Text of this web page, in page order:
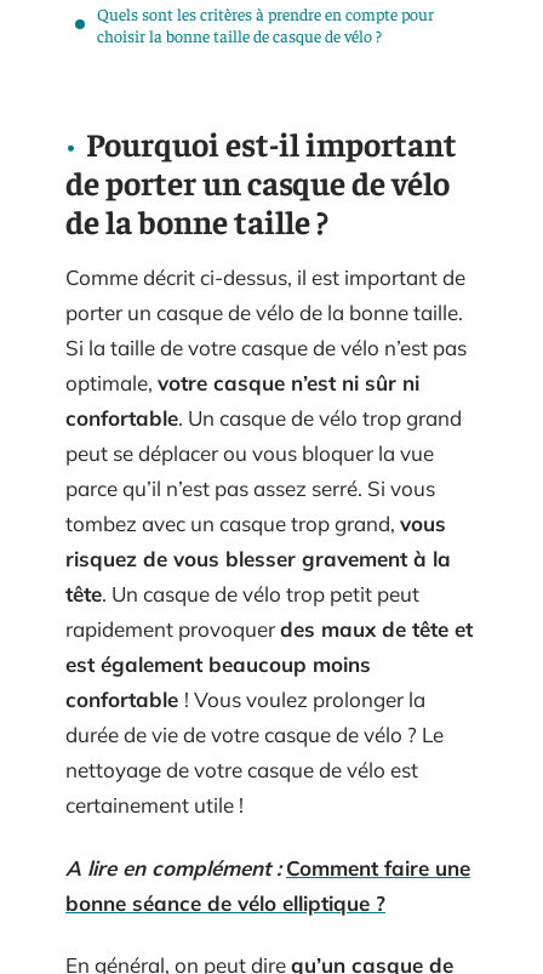
Quels sont les critères à prendre en compte pour
choisir la bonne taille de casque de vélo ?
Pourquoi est-il important
de porter un casque de vélo
de la bonne taille ?
Comme décrit ci-dessus, il est important de
porter un casque de vélo de la bonne taille.
Si la taille de votre casque de vélo n’est pas
optimale, votre casque n’est ni sûr ni
confortable. Un casque de vélo trop grand
peut se déplacer ou vous bloquer la vue
parce qu’il n’est pas assez serré. Si vous
tombez avec un casque trop grand, vous
risquez de vous blesser gravement à la
tête. Un casque de vélo trop petit peut
rapidement provoquerdes maux de tête et
est également beaucoup moins
confortable ! Vous voulez prolonger la
durée de vie de votre casque de vélo ? Le
nettoyage de votre casque de vélo est
certainement utile !
A lire en complément : Comment faire une
bonne séance de vélo elliptique ?
En général, on peut direqu’un casque de